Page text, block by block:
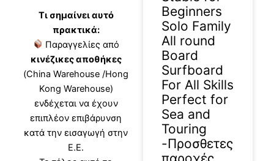
Τι σημαίνει αυτό
πρακτικά:
Παραγγελίες από
κινέζικες αποθήκες
(China Warehouse /Hong
Kong Warehouse)
ενδέχεται να έχουν
επιπλέον επιβάρυνση
κατά την εισαγωγή στην
Ε.Ε.
Beginners
Solo Family
All round
Board
Surfboard
For All Skills
Perfect for
Sea and
Touring
-Προσθετες